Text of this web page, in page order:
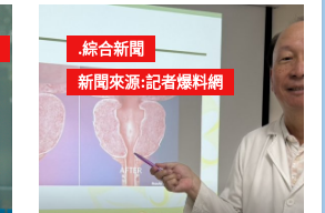
.綜合新聞
新聞來源:記者爆料網